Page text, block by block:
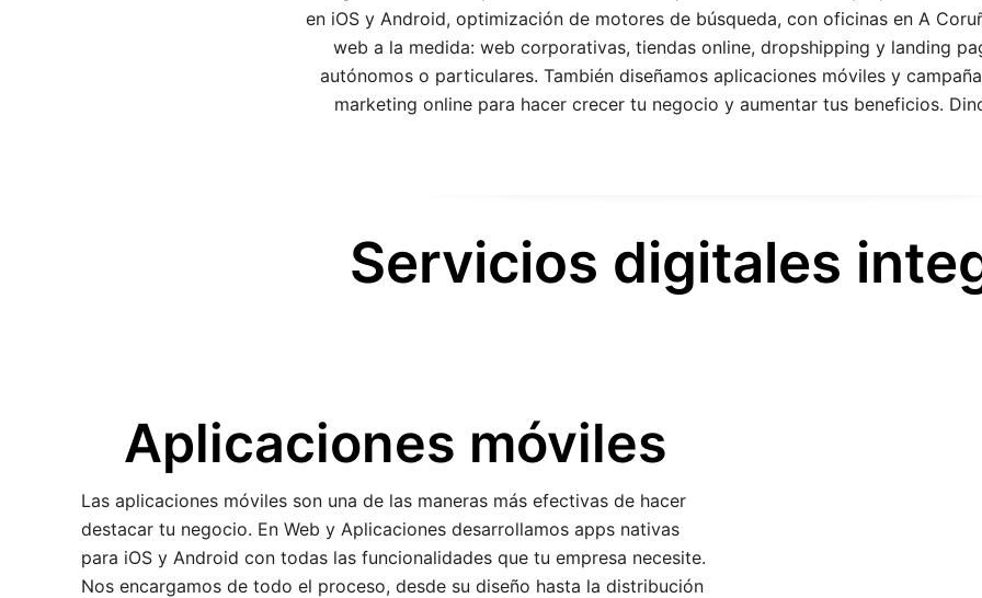
en iOS y Android, optimización de motores de búsqueda, con oficinas en A
web a la medida: web corporativas, tiendas online, dropshipping y landing
autónomos o particulares. También diseñamos aplicaciones móviles y
marketing online para hacer crecer tu negocio y aumentar tus beneficios.
Servicios digitales
Aplicaciones móviles
Las aplicaciones móviles son una de las maneras más efectivas de hacer
destacar tu negocio. En Web y Aplicaciones desarrollamos apps nativas
para iOS y Android con todas las funcionalidades que tu empresa necesite.
Nos encargamos de todo el proceso, desde su diseño hasta la distribución